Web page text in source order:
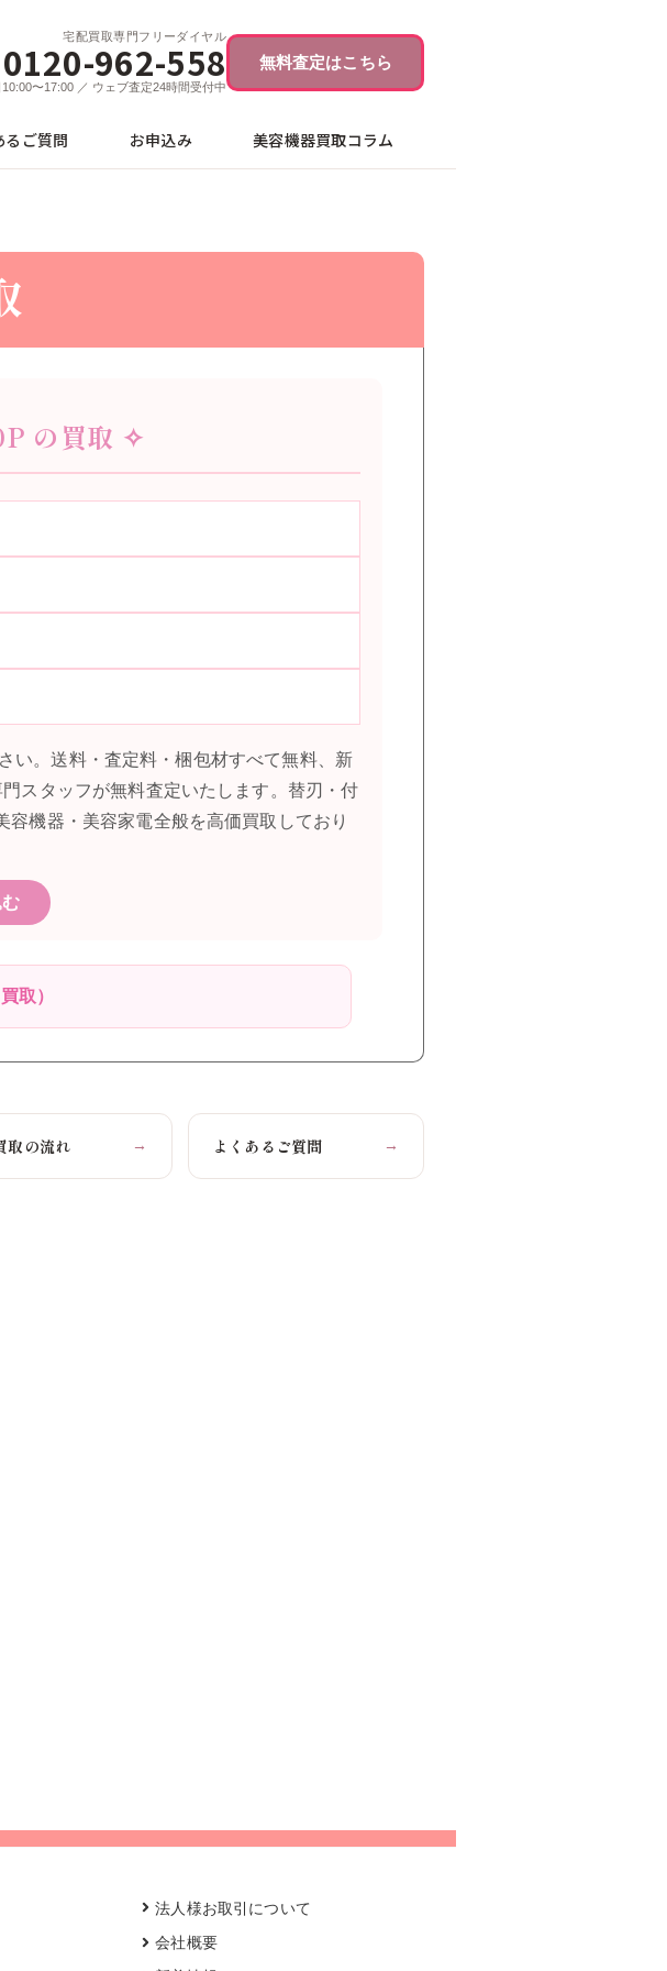
宅配買取専門フリーダイヤル
0120-962-558
〜17:00 ／ ウェブ査定24時間受付中
無料査定はこちら
るご質問 お申込み 美容機器買取コラム
の買取 ✧
い。送料・査定料・梱包材すべて無料、新
スタッフが無料査定いたします。替刃・付
機器・美容家電全般を高価買取しており
取）
取の流れ → よくあるご質問 →
法人様お取引について
会社概要